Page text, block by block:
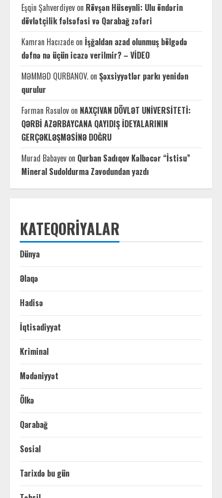
Eşqin Şahverdiyev on Rövşən Hüseynli: Ulu öndərin
dövlətçilik fəlsəfəsi və Qarabağ zəfəri
Kamran Hacızade on İşğaldan azad olunmuş bölgədə
dəfnə nə üçün icazə verilmir? – VİDEO
MƏMMƏD QURBANOV. on Şəxsiyyətlər parkı yenidən
qurulur
Fərman Rəsulov on NAXÇIVAN DÖVLƏT UNİVERSİTETİ:
QƏRBİ AZƏRBAYCANA QAYIDIŞ İDEYALARININ
GERÇƏKLƏŞMƏSİNƏ DOĞRU
Murad Babayev on Qurban Sadıqov Kəlbəcər “İstisu”
Mineral Sudoldurma Zavodundan yazdı
KATEQORIYALAR
Dünya
Əlaqə
Hadisə
İqtisadiyyat
Kriminal
Mədəniyyət
Ölkə
Qarabağ
Sosial
Tarixdə bu gün